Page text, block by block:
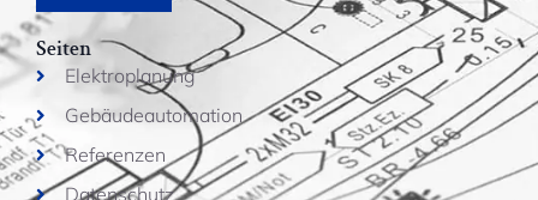
Seiten
Elektroplanung
Gebäudeautomation
Referenzen
Datenschutz